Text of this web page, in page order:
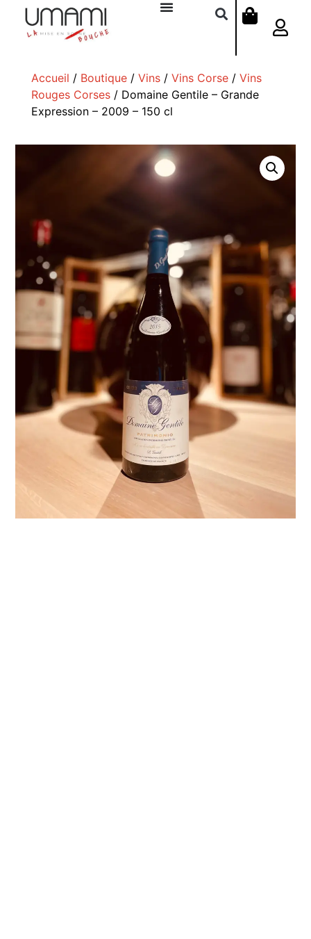
Accueil / Boutique/ Vins/ Vins Corse/ Vins
Rouges Corses/ Domaine Gentile – Grande
Expression – 2009 – 150 cl